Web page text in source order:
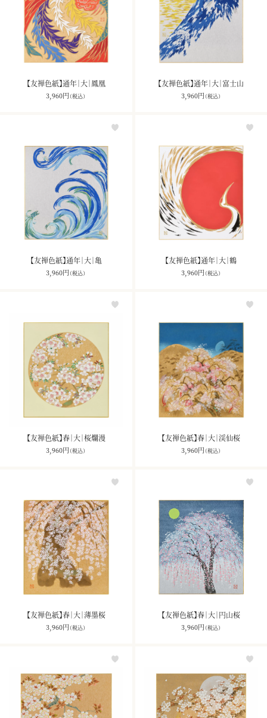
【友禅色紙】通年｜大｜鳳凰
3,960円 （税込）
【友禅色紙】通年｜大｜富士山
3,960円 （税込）
【友禅色紙】通年｜大｜亀
3,960円 （税込）
【友禅色紙】通年｜大｜鶴
3,960円 （税込）
【友禅色紙】春｜大｜桜爛漫
3,960円 （税込）
【友禅色紙】春｜大｜渓仙桜
3,960円 （税込）
【友禅色紙】春｜大｜薄墨桜
3,960円 （税込）
【友禅色紙】春｜大｜円山桜
3,960円 （税込）